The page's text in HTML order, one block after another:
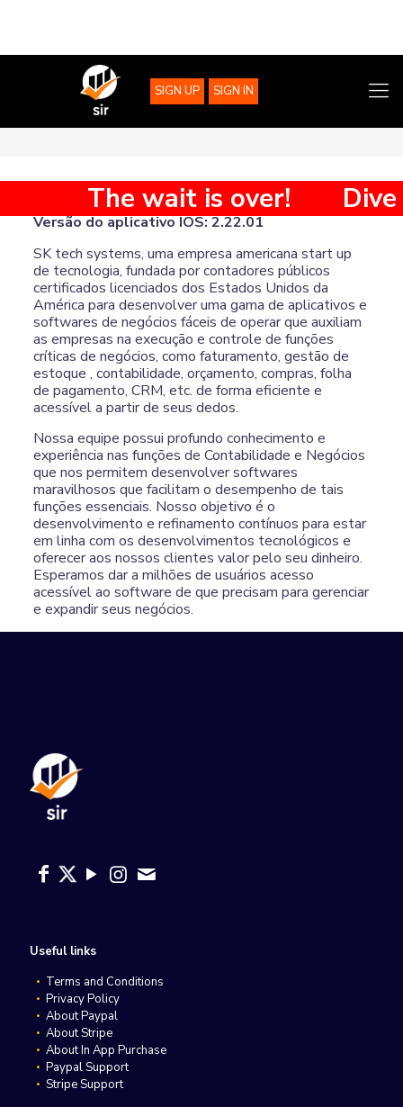
SIGN UP SIGN IN
The wait is over!
Versão do aplicativo IOS: 2.22.01
SK tech systems, uma empresa americana start up
de tecnologia, fundada por contadores públicos
certificados licenciados dos Estados Unidos da
América para desenvolver uma gama de aplicativos e
softwares de negócios fáceis de operar que auxiliam
as empresas na execução e controle de funções
críticas de negócios, como faturamento, gestão de
estoque , contabilidade, orçamento, compras, folha
de pagamento, CRM, etc. de forma eficiente e
acessível a partir de seus dedos.
Nossa equipe possui profundo conhecimento e
experiência nas funções de Contabilidade e Negócios
que nos permitem desenvolver softwares
maravilhosos que facilitam o desempenho de tais
funções essenciais. Nosso objetivo é o
desenvolvimento e refinamento contínuos para estar
em linha com os desenvolvimentos tecnológicos e
oferecer aos nossos clientes valor pelo seu dinheiro.
Esperamos dar a milhões de usuários acesso
acessível ao software de que precisam para gerenciar
e expandir seus negócios.
Useful links
Terms and Conditions
Privacy Policy
About Paypal
About Stripe
About In App Purchase
Paypal Support
Stripe Support